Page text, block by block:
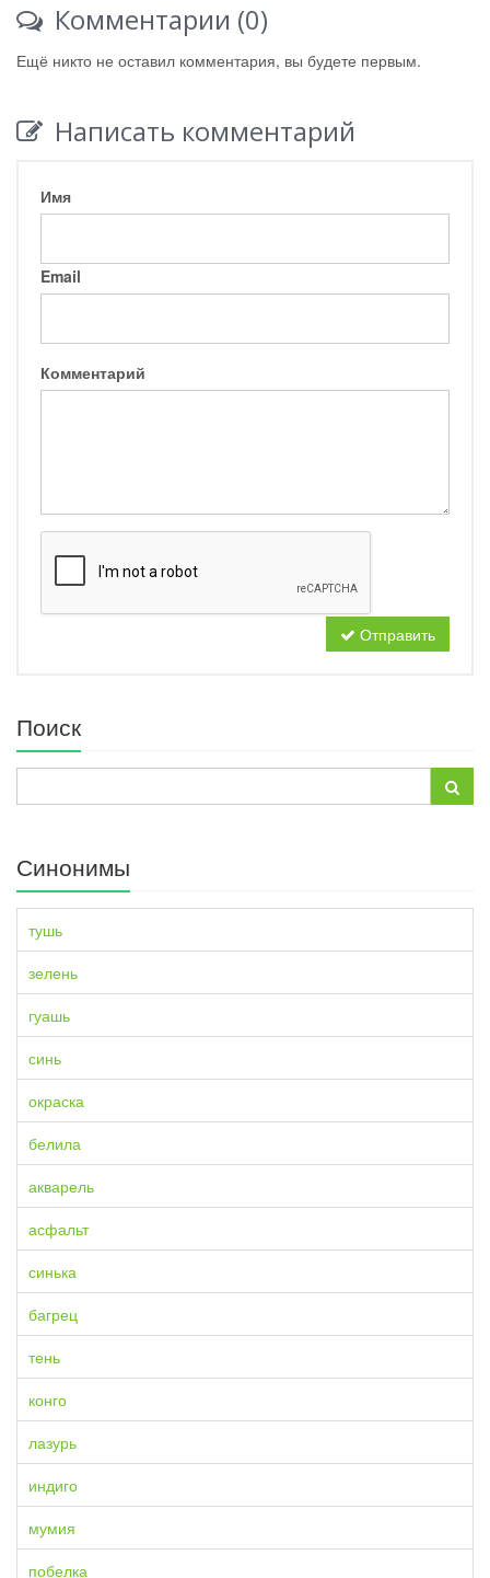
Комментарии (0)
Ещё никто не оставил комментария, вы будете первым.
Написать комментарий
Имя
Email
Комментарий
Отправить
Поиск
Синонимы
тушь
зелень
гуашь
синь
окраска
белила
акварель
асфальт
синька
багрец
тень
конго
лазурь
индиго
мумия
побелка